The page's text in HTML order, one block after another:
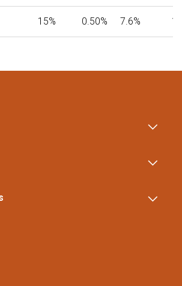
15% 0.50% 7.6%